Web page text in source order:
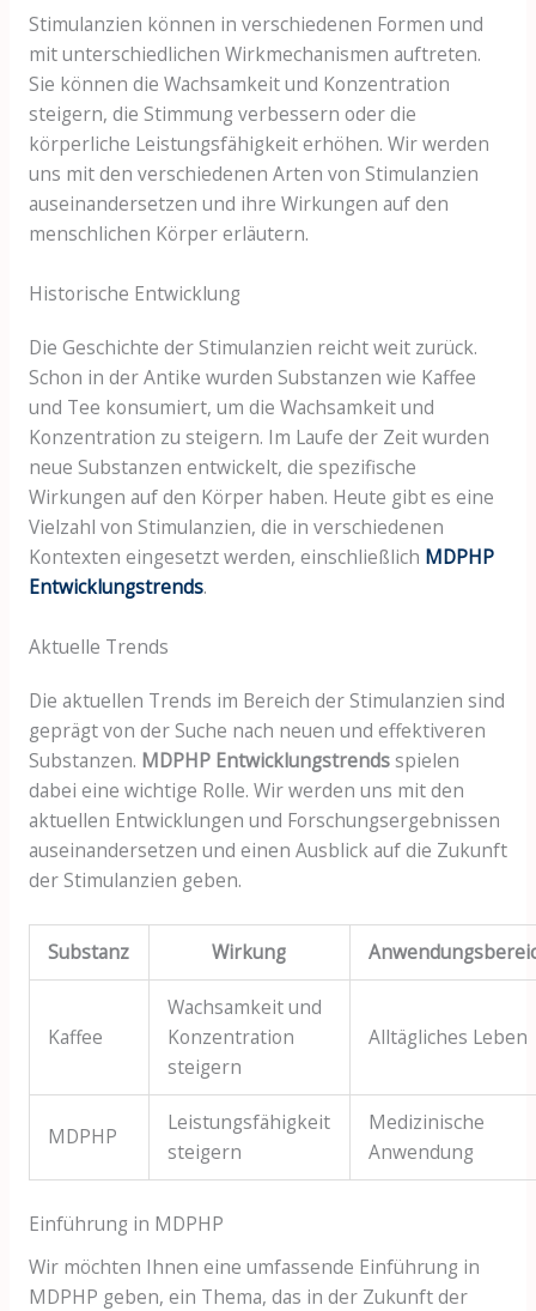
Stimulanzien können in verschiedenen Formen und
mit unterschiedlichen Wirkmechanismen auftreten.
Sie können die Wachsamkeit und Konzentration
steigern, die Stimmung verbessern oder die
körperliche Leistungsfähigkeit erhöhen. Wir werden
uns mit den verschiedenen Arten von Stimulanzien
auseinandersetzen und ihre Wirkungen auf den
menschlichen Körper erläutern.
Historische Entwicklung
Die Geschichte der Stimulanzien reicht weit zurück.
Schon in der Antike wurden Substanzen wie Kaffee
und Tee konsumiert, um die Wachsamkeit und
Konzentration zu steigern. Im Laufe der Zeit wurden
neue Substanzen entwickelt, die spezifische
Wirkungen auf den Körper haben. Heute gibt es eine
Vielzahl von Stimulanzien, die in verschiedenen
Kontexten eingesetzt werden, einschließlich MDPHP
Entwicklungstrends.
Aktuelle Trends
Die aktuellen Trends im Bereich der Stimulanzien sind
geprägt von der Suche nach neuen und effektiveren
Substanzen. MDPHP Entwicklungstrendsspielen
dabei eine wichtige Rolle. Wir werden uns mit den
aktuellen Entwicklungen und Forschungsergebnissen
auseinandersetzen und einen Ausblick auf die Zukunft
der Stimulanzien geben.
Substanz Wirkung
Kaffee
Wachsamkeit und
Konzentration
steigern
Alltägliches Leben
MDPHP
Leistungsfähigkeit
steigern
Medizinische
Anwendung
Einführung in MDPHP
Wir möchten Ihnen eine umfassende Einführung in
MDPHP geben, ein Thema, das in der Zukunft der